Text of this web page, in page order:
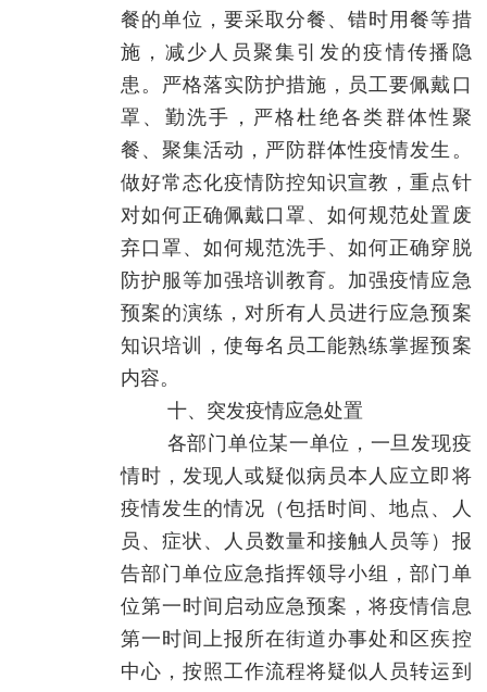
餐的单位，要采取分餐、错时用餐等措
施，减少人员聚集引发的疫情传播隐
患。严格落实防护措施，员工要佩戴口
罩、勤洗手，严格杜绝各类群体性聚
餐、聚集活动，严防群体性疫情发生。
做好常态化疫情防控知识宣教，重点针
对如何正确佩戴口罩、如何规范处置废
弃口罩、如何规范洗手、如何正确穿脱
防护服等加强培训教育。加强疫情应急
预案的演练，对所有人员进行应急预案
知识培训，使每名员工能熟练掌握预案
内容。
十、突发疫情应急处置
各部门单位某一单位，一旦发现疫
情时，发现人或疑似病员本人应立即将
疫情发生的情况（包括时间、地点、人
员、症状、人员数量和接触人员等）报
告部门单位应急指挥领导小组，部门单
位第一时间启动应急预案，将疫情信息
第一时间上报所在街道办事处和区疾控
中心，按照工作流程将疑似人员转运到